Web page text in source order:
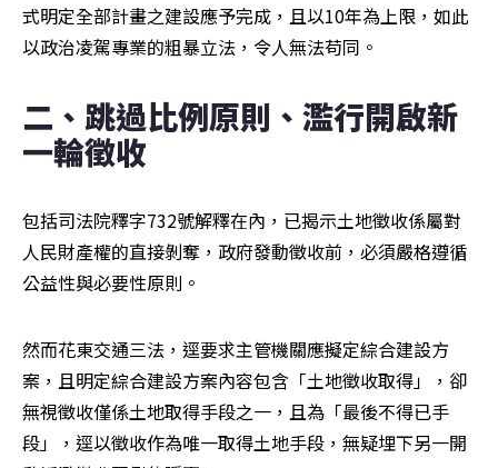
式明定全部計畫之建設應予完成，且以10年為上限，如此
以政治凌駕專業的粗暴立法，令人無法苟同。
二、跳過比例原則、濫行開啟新
一輪徵收
包括司法院釋字732號解釋在內，已揭示土地徵收係屬對
人民財產權的直接剝奪，政府發動徵收前，必須嚴格遵循
公益性與必要性原則。
然而花東交通三法，逕要求主管機關應擬定綜合建設方
案，且明定綜合建設方案內容包含「土地徵收取得」，卻
無視徵收僅係土地取得手段之一，且為「最後不得已手
段」，逕以徵收作為唯一取得土地手段，無疑埋下另一開